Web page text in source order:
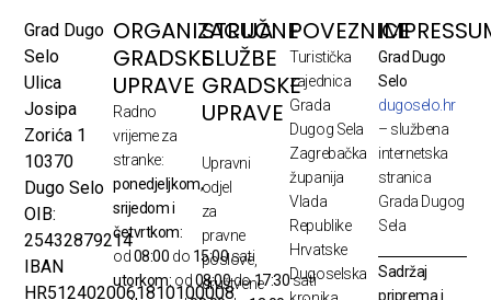
Grad Dugo
Selo
Ulica
Josipa
Zorića 1
10370
Dugo Selo
OIB:
25432879214
IBAN
HR5124020061810100008
ORGANIZACIJA
GRADSKE
UPRAVE
Radno
vrijeme za
stranke:
ponedjeljkom,
srijedom i
četvrtkom:
od08:00 do 15:00sati
utorkom: od08:00do17:30sati
STRUČNE
SLUŽBE
GRADSKE
UPRAVE
Upravni
odjel
za
pravne
poslove,
društvene
POVEZNICE
Turistička
zajednica
Grada
Dugog Sela
Zagrebačka
županija
Vlada
Republike
Hrvatske
Dugoselska
Grad Dugo
Selo
dugoselo.hr
– službena
internetska
stranica
Grada Dugog
Sela
Sadržaj
priprema i